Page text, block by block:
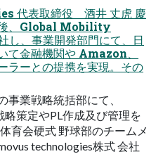
代表取締役 酒井 丈虎 慶
後、Global Mobility
し、事業開発部⾨にて、⽇
て⾦融機関や Amazon、
ラーとの提携を実現。その
事業戦略統括部にて、
策定やPL作成及び管理を
育会硬式 野球部のチームメ
technologies株式 会社